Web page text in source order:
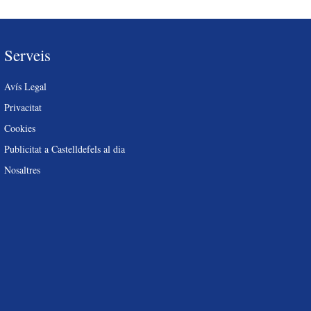
Serveis
Avís Legal
Privacitat
Cookies
Publicitat a Castelldefels al dia
Nosaltres